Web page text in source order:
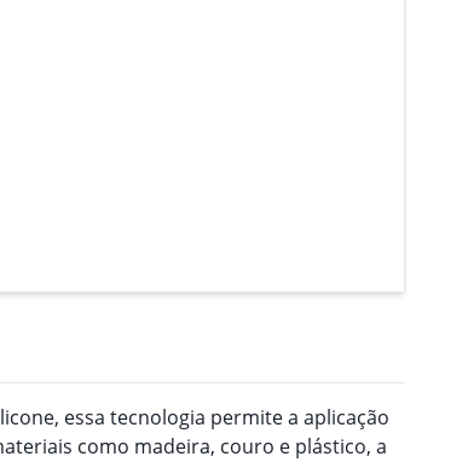
essa tecnologia permite a aplicação
como madeira, couro e plástico, a